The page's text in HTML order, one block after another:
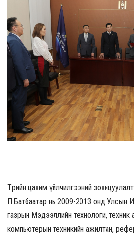
Төрийн цахим үйлчилгээний
П.Батбаатар нь 2009-2013 онд Улсын
газрын Мэдээллийн технологи, техник
компьютерын техникийн ажилтан,